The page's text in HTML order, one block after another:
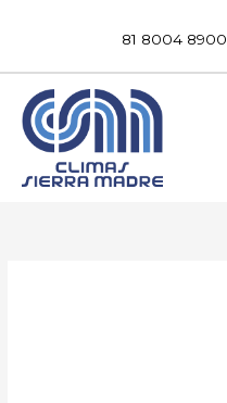
81 8004 8900